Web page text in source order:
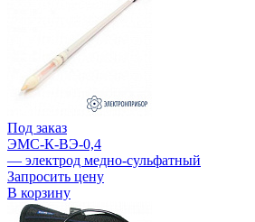
Под заказ
ЭМС-К-ВЭ-0,4
— электрод медно-сульфатный
Запросить цену
В корзину